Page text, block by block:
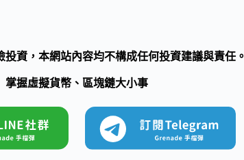
投資，本網站內容均不構成任何投資建議與責任。
掌握虛擬貨幣、區塊鏈大小事